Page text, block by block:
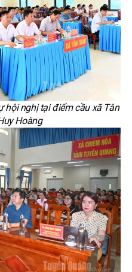
hội nghị tại điểm cầu xã Tân
Hoàng